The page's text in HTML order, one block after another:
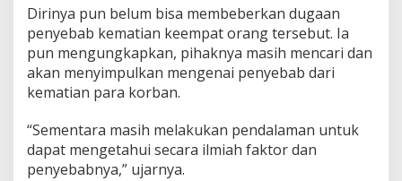
Dirinya pun belum bisa membeberkan dugaan
penyebab kematian keempat orang tersebut. Ia
pun mengungkapkan, pihaknya masih mencari dan
akan menyimpulkan mengenai penyebab dari
kematian para korban.
“Sementara masih melakukan pendalaman untuk
dapat mengetahui secara ilmiah faktor dan
penyebabnya,” ujarnya.